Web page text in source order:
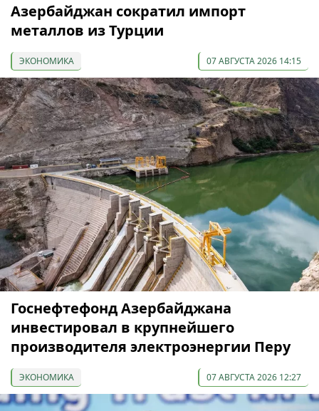
Азербайджан сократил импорт
металлов из Турции
ЭКОНОМИКА 07 АВГУСТА 2026 14:15
Госнефтефонд Азербайджана
инвестировал в крупнейшего
производителя электроэнергии Перу
ЭКОНОМИКА 07 АВГУСТА 2026 12:27